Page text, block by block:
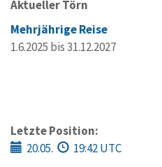
Aktueller Törn
Mehrjährige Reise
1.6.2025 bis 31.12.2027
Letzte Position:
20.05.
19:42 UTC